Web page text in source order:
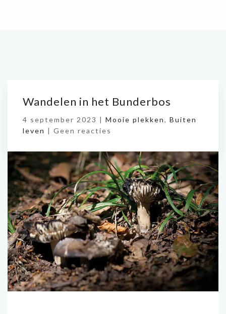
Wandelen in het Bunderbos
4 september 2023 | Mooie plekken, Buiten
leven | Geen reacties